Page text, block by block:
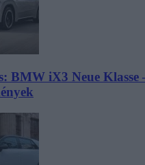
BMW iX3 Neue Klasse